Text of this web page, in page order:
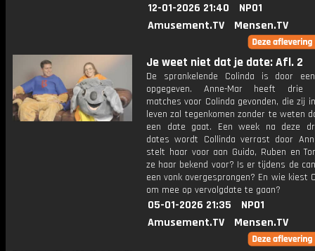
12-01-2026 21:40
NPO1
Amusement.TV
Mensen.TV
Je weet niet dat je date: Afl. 2
De sprankelende Colinda is door
opgegeven. Anne-Mar heeft drie
matches voor Colinda gevonden, die zij
leven zal tegenkomen zonder te weten
een date gaat. Een week na deze
dates wordt Collinda verrast door
stelt haar voor aan Guido, Ruben en
ze haar bekend voor? Is er tijdens de
een vonk overgesprongen? En wie kiest
om mee op vervolgdate te gaan?
05-01-2026 21:35
NPO1
Amusement.TV
Mensen.TV